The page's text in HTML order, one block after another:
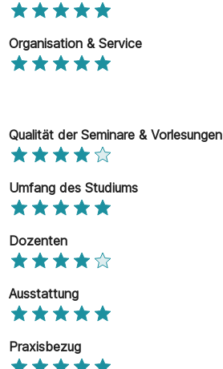
Organisation & Service
Qualität der Seminare & Vorlesungen
Umfang des Studiums
Dozenten
Ausstattung
Praxisbezug